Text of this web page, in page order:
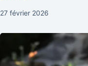
27 février 2026